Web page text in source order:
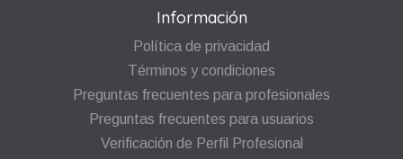
Información
Política de privacidad
Términos y condiciones
Preguntas frecuentes para profesionales
Preguntas frecuentes para usuarios
Verificación de Perfil Profesional